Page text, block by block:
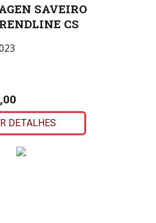
SAVEIRO
CS
DETALHES